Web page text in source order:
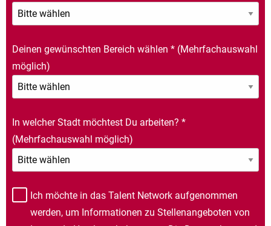
Deinen gewünschten Bereich wählen * (Mehrfachauswahl
möglich)
In welcher Stadt möchtest Du arbeiten? *
(Mehrfachauswahl möglich)
Ich möchte in das Talent Network aufgenommen
werden, um Informationen zu Stellenangeboten von